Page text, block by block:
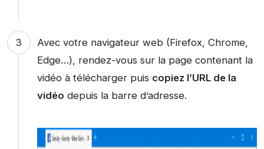
Avec votre navigateur web (Firefox, Chrome,
Edge…), rendez-vous sur la page contenant la
vidéo à télécharger puis copiez l’URL de la
vidéo depuis la barre d’adresse.